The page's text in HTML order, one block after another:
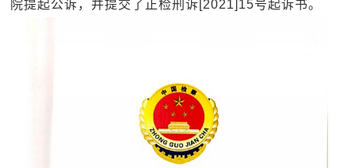
院提起公诉，并提交了正检刑诉[2021]15号起诉书。